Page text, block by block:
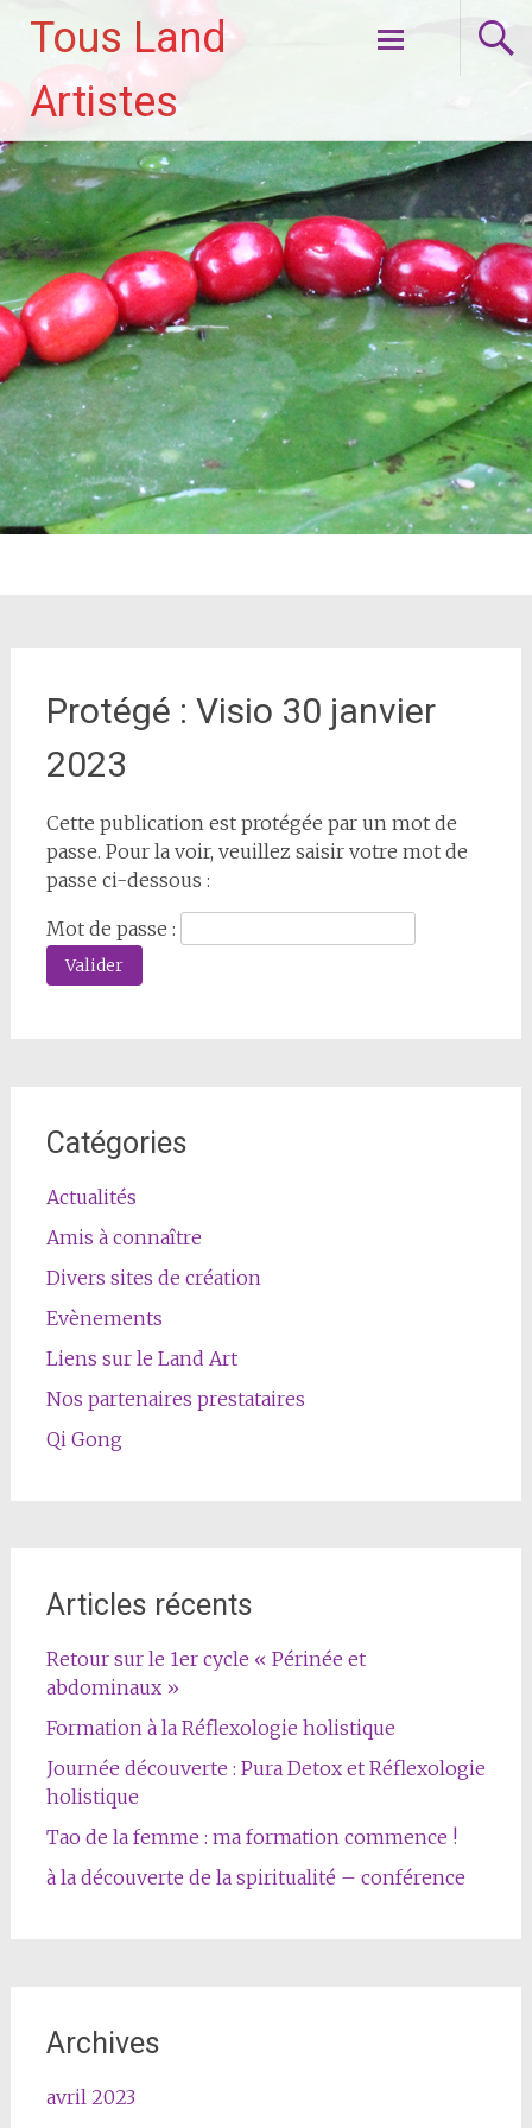
Tous Land
Artistes
contenu
Protégé : Visio 30 janvier
2023
Cette publication est protégée par un mot de
passe. Pour la voir, veuillez saisir votre mot de
passe ci-dessous :
Mot de passe :
Catégories
Actualités
Amis à connaître
Divers sites de création
Evènements
Liens sur le Land Art
Nos partenaires prestataires
Qi Gong
Articles récents
Retour sur le 1er cycle « Périnée et
abdominaux »
Formation à la Réflexologie holistique
Journée découverte : Pura Detox et Réflexologie
holistique
Tao de la femme : ma formation commence !
à la découverte de la spiritualité – conférence
Archives
avril 2023